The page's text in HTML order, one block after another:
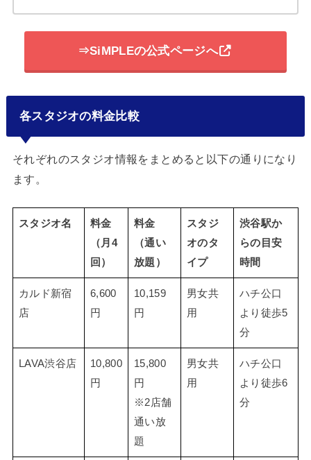
⇒SiMPLEの公式ページへ
各スタジオの料金比較
それぞれのスタジオ情報をまとめると以下の通りになり
ます。
スタジオ名
料金
（月4
回）
料金
（通い
放題）
スタジ
オのタ
イプ
渋谷駅か
らの目安
時間
カルド新宿
店
6,600
円
10,159
円
男女共
用
ハチ公口
より徒歩5
分
LAVA渋谷店
10,800
円
15,800
円
※2店舗
通い放
題
男女共
用
ハチ公口
より徒歩6
分